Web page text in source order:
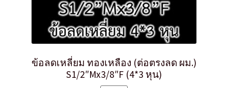
ข้อลดเหลี่ยม ทองเหลือง (ต่อตรงลด ผม.)
S1/2″Mx3/8″F (4*3 หุน)